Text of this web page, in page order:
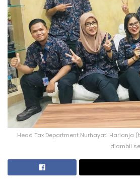
Head Tax Department Nurhayati Harianja
diambil